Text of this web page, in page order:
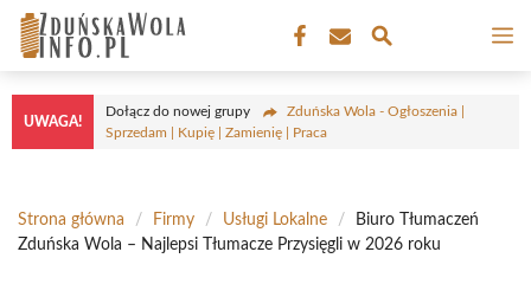
Przejdź
treści
UWAGA!
Dołącz do nowej grupy
Zduńska Wola - Ogłoszenia |
Sprzedam | Kupię | Zamienię | Praca
Strona główna / Firmy / Usługi Lokalne /
Biuro Tłumaczeń
Zduńska Wola – Najlepsi Tłumacze Przysięgli w 2026 roku